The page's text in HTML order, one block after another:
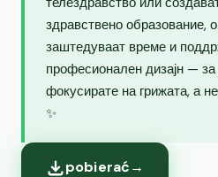
здравствено образование,
заштедуваат време и
професионален дизајн —
фокусирате на грижата, а
✨
pobierać→